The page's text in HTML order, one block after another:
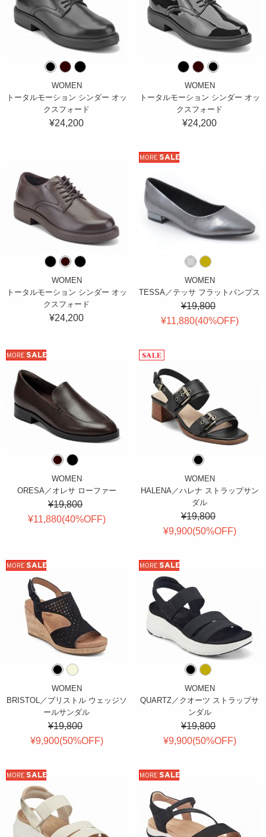
WOMEN
トータルモーション シンダー オッ
クスフォード
¥24,200
WOMEN
トータルモーション シンダー オッ
クスフォード
¥24,200
WOMEN
トータルモーション シンダー オッ
クスフォード
¥24,200
MORE SALE
WOMEN
TESSA／テッサ フラットパンプス
¥19,800
¥11,880(40%OFF)
MORE SALE
WOMEN
ORESA／オレサ ローファー
¥19,800
¥11,880(40%OFF)
WOMEN
HALENA／ハレナ ストラップサン
ダル
¥19,800
¥9,900(50%OFF)
MORE SALE
WOMEN
BRISTOL／ブリストル ウェッジソ
ールサンダル
¥19,800
¥9,900(50%OFF)
MORE SALE
WOMEN
QUARTZ／クオーツ ストラップサ
ンダル
¥19,800
¥9,900(50%OFF)
MORE SALE MORE SALE